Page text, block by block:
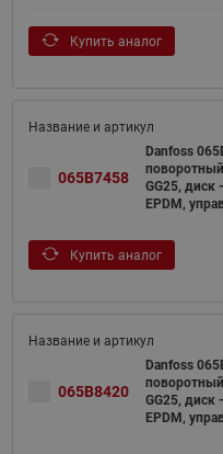
Купить аналог
065B7458
Danfoss
поворотный
GG25, диск
EPDM,
Купить аналог
065B8420
Danfoss
поворотный
GG25, диск
EPDM,